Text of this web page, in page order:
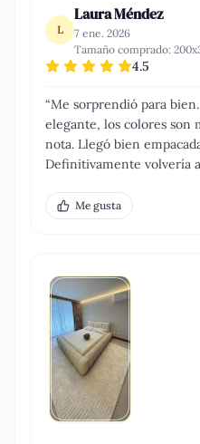
L
Laura Méndez
7 ene. 2026
Tamaño comprado:
4.5
“Me sorprendió para
elegante, los colores son
nota. Llegó bien
Definitivamente volvería
Me gusta